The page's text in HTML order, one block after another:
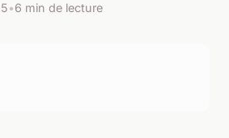
•6 min de lecture